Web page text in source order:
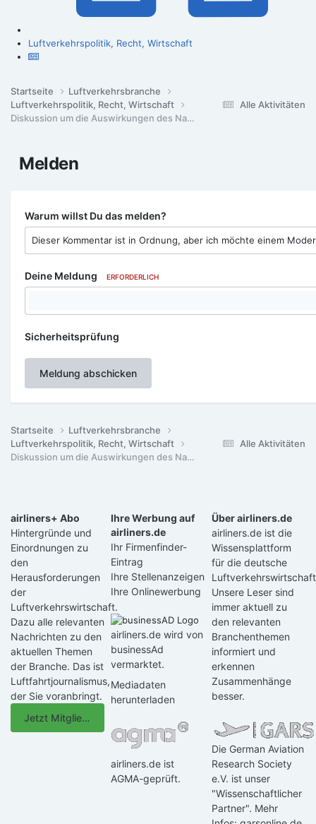
Luftverkehrspolitik, Recht, Wirtschaft
Alle Aktivitäten
Startseite
Luftverkehrsbranche
Luftverkehrspolitik, Recht, Wirtschaft
Diskussion um die Auswirkungen des Nahost-Konflikts - Streckenpolitik
Melden
Warum willst Du das melden?
Deine Meldung ERFORDERLICH
Sicherheitsprüfung
Meldung abschicken
Alle Aktivitäten
Startseite
Luftverkehrsbranche
Luftverkehrspolitik, Recht, Wirtschaft
Diskussion um die Auswirkungen des Nahost-Konflikts - Streckenpolitik
airliners+ Abo
Hintergründe und
Einordnungen zu
den
Herausforderungen
der
Luftverkehrswirtschaft.
Dazu alle relevanten
Nachrichten zu den
aktuellen Themen
der Branche. Das ist
Luftfahrtjournalismus,
der Sie voranbringt.
Jetzt Mitglied werden
Ihre Werbung auf
airliners.de
Ihr Firmenfinder-
Eintrag
Ihre Stellenanzeigen
Ihre Onlinewerbung
airliners.de wird von
businessAd
vermarktet.
Mediadaten
herunterladen
airliners.de ist
AGMA-geprüft.
Über airliners.de
airliners.de ist die
Wissensplattform
für die deutsche
Unsere Leser sind
immer aktuell zu
den relevanten
Branchenthemen
informiert und
erkennen
Zusammenhänge
besser.
Die German Aviation
Research Society
e.V. ist unser
"Wissenschaftlicher
Partner". Mehr